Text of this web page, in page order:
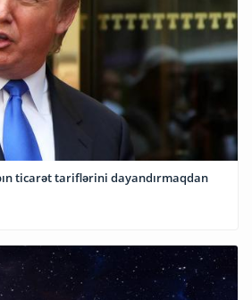
ticarət tariflərini dayandırmaqdan